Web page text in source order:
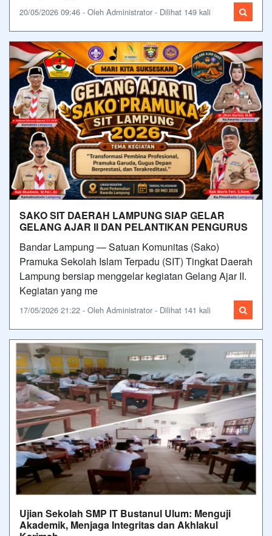
20/05/2026 09:46 - Oleh Administrator - Dilihat 149 kali
SAKO SIT DAERAH LAMPUNG SIAP GELAR
GELANG AJAR II DAN PELANTIKAN PENGURUS
Bandar Lampung — Satuan Komunitas (Sako)
Pramuka Sekolah Islam Terpadu (SIT) Tingkat Daerah
Lampung bersiap menggelar kegiatan Gelang Ajar II.
Kegiatan yang me
17/05/2026 21:22 - Oleh Administrator - Dilihat 141 kali
Ujian Sekolah SMP IT Bustanul Ulum: Menguji
Akademik, Menjaga Integritas dan Akhlakul